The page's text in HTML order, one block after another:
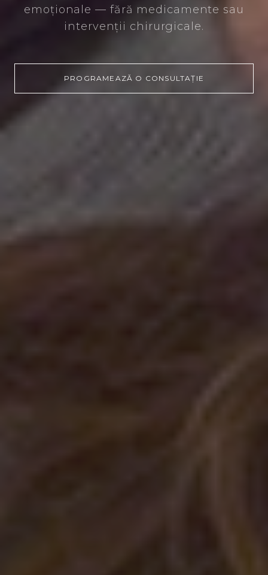
emoționale — fără medicamente sau
intervenții chirurgicale.
PROGRAMEAZĂ O CONSULTAȚIE